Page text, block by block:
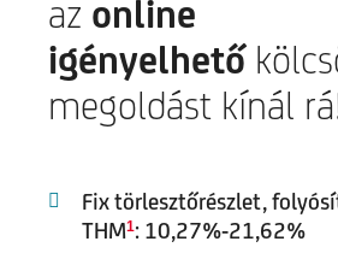
az online
igényelhető
megoldást kínál
Fix törlesztőrészlet,
THM1: 10,27%-21,62%